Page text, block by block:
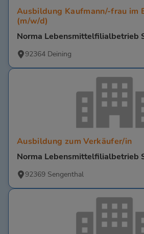
Ausbildung Kaufmann/-frau im
(m/w/d)
Norma Lebensmittelfilialbetrieb
92364 Deining
Ausbildung zum Verkäufer/in
Norma Lebensmittelfilialbetrieb
92369 Sengenthal